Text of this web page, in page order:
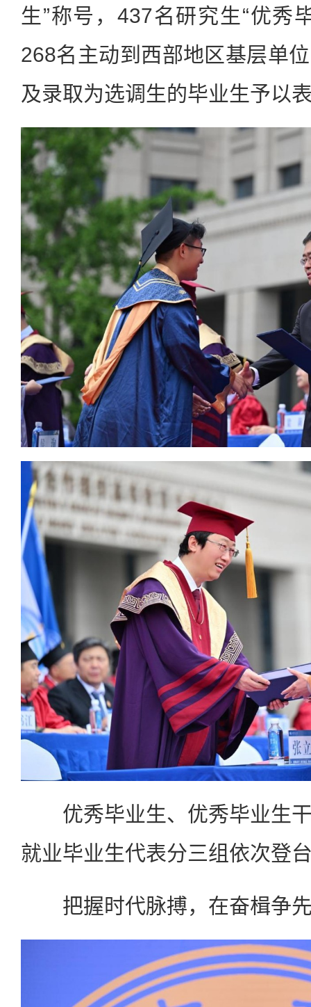
生”称号，437名研究生“优秀
268名主动到西部地区基层单
及录取为选调生的毕业生予以
优秀毕业生、优秀毕业生干
就业毕业生代表分三组依次登
把握时代脉搏，在奋楫争